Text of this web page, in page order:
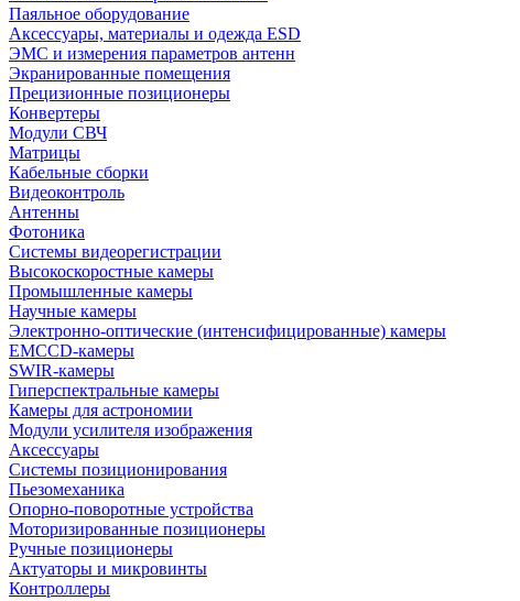
Паяльное оборудование
Аксессуары, материалы и одежда ESD
ЭМС и измерения параметров антенн
Экранированные помещения
Прецизионные позиционеры
Конвертеры
Модули СВЧ
Матрицы
Кабельные сборки
Видеоконтроль
Антенны
Фотоника
Cистемы видеорегистрации
Высокоскоростные камеры
Промышленные камеры
Научные камеры
Электронно-оптические (интенсифицированные) камеры
EMCCD-камеры
SWIR-камеры
Гиперспектральные камеры
Камеры для астрономии
Модули усилителя изображения
Аксессуары
Системы позиционирования
Пьезомеханика
Опорно-поворотные устройства
Моторизированные позиционеры
Ручные позиционеры
Актуаторы и микровинты
Контроллеры